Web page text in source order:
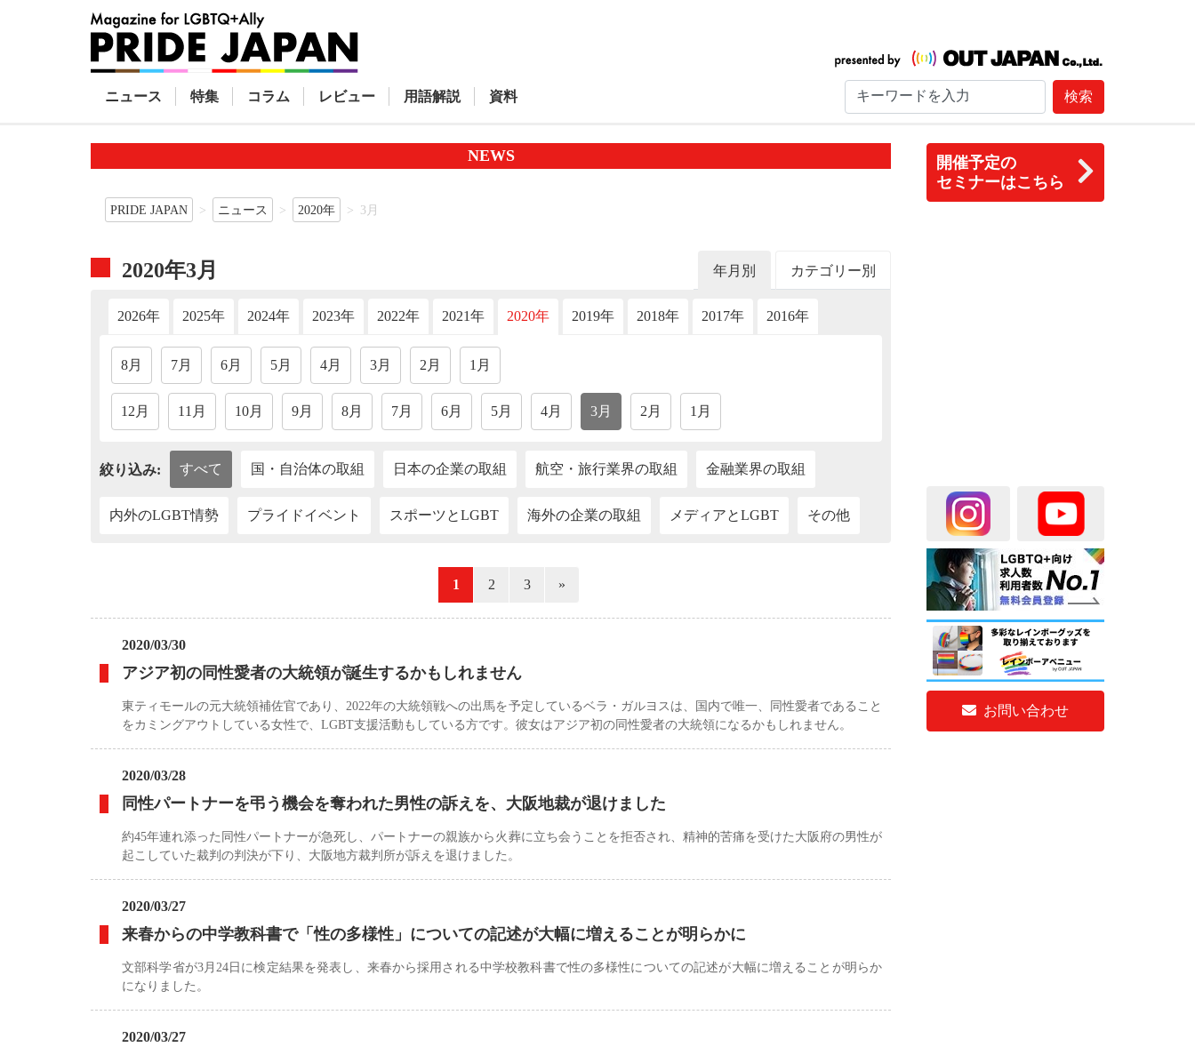
ニュース 特集 コラム レビュー 用語解説 資料 検索
開催予定の
セミナーはこちら
お問い合わせ
NEWS
PRIDE JAPAN ニュース 2020年 3月
2020年3月 年月別 カテゴリー別
2026年 2025年 2024年 2023年 2022年 2021年 2020年 2019年 2018年 2017年 2016年
8月 7月 6月 5月 4月 3月 2月 1月
12月 11月 10月 9月 8月 7月 6月 5月 4月 3月 2月 1月
絞り込み: すべて 国・自治体の取組 日本の企業の取組 航空・旅行業界の取組 金融業界の取組
内外のLGBT情勢 プライドイベント スポーツとLGBT 海外の企業の取組 メディアとLGBT その他
1 2 3 »
2020/03/30
アジア初の同性愛者の大統領が誕生するかもしれません
東ティモールの元大統領補佐官であり、2022年の大統領戦への出馬を予定しているベラ・ガルヨスは、国内で唯一、同性愛者であること
をカミングアウトしている女性で、LGBT支援活動もしている方です。彼女はアジア初の同性愛者の大統領になるかもしれません。
2020/03/28
同性パートナーを弔う機会を奪われた男性の訴えを、大阪地裁が退けました
約45年連れ添った同性パートナーが急死し、パートナーの親族から火葬に立ち会うことを拒否され、精神的苦痛を受けた大阪府の男性が
起こしていた裁判の判決が下り、大阪地方裁判所が訴えを退けました。
2020/03/27
来春からの中学教科書で「性の多様性」についての記述が大幅に増えることが明らかに
文部科学省が3月24日に検定結果を発表し、来春から採用される中学校教科書で性の多様性についての記述が大幅に増えることが明らか
になりました。
2020/03/27